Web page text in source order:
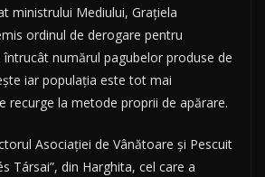
ministrului Mediului, Graţiela
ordinul de derogare pentru
numărul pagubelor produse de
iar populaţia este tot mai
recurge la metode proprii de apărare.
Asociaţiei de Vânătoare şi Pescuit
Társai”, din Harghita, cel care a